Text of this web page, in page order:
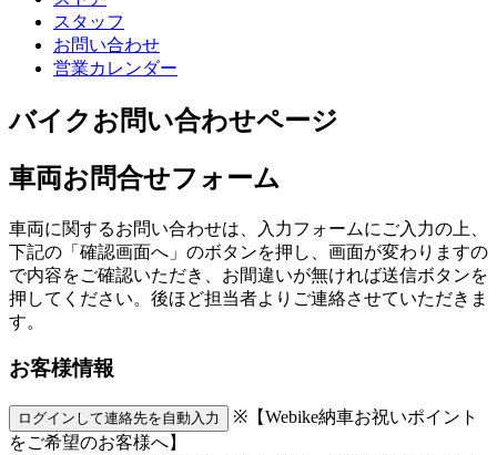
スタッフ
お問い合わせ
営業カレンダー
バイクお問い合わせページ
車両お問合せフォーム
車両に関するお問い合わせは、入力フォームにご入力の上、
下記の「確認画面へ」のボタンを押し、画面が変わりますの
で内容をご確認いただき、お間違いが無ければ送信ボタンを
押してください。後ほど担当者よりご連絡させていただきま
す。
お客様情報
ログインして連絡先を自動入力
※【Webike納車お祝いポイント
をご希望のお客様へ】